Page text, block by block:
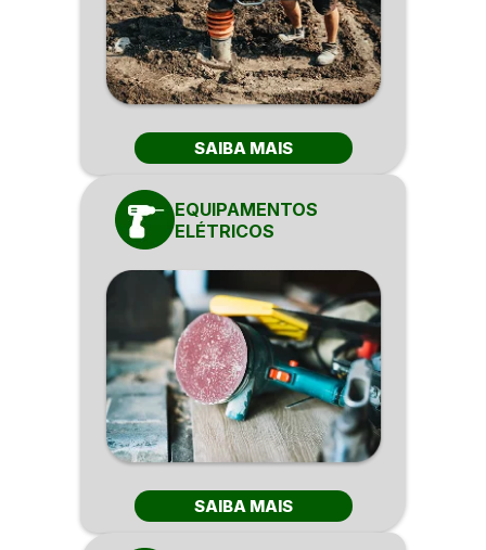
SAIBA MAIS
EQUIPAMENTOS
ELÉTRICOS
SAIBA MAIS